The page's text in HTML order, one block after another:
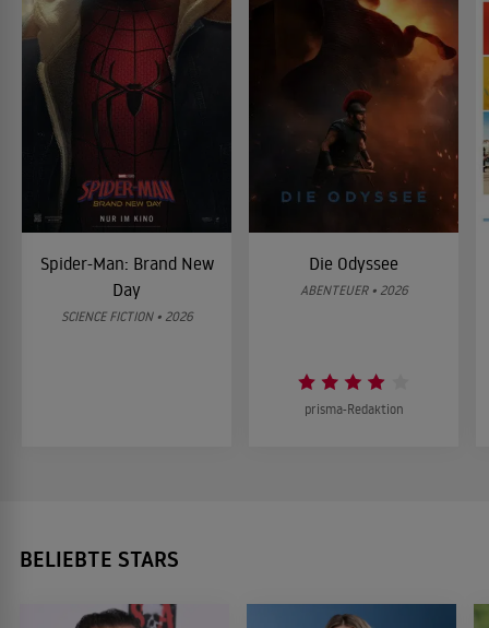
Spider-Man: Brand New
Day
SCIENCE FICTION • 2026
Die Odyssee
ABENTEUER • 2026
prisma-Redaktion
BELIEBTE STARS